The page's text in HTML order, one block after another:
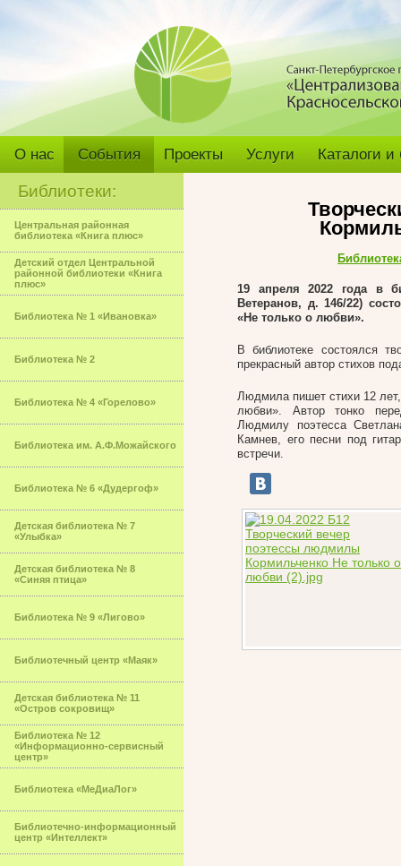
О нас События Проекты Услуги Каталоги
Библиотеки:
Центральная районная
библиотека «Книга плюс»
Детский отдел Центральной
районной библиотеки «Книга
плюс»
Библиотека № 1 «Ивановка»
Библиотека № 2
Библиотека № 4 «Горелово»
Библиотека им. А.Ф.Можайского
Библиотека № 6 «Дудергоф»
Детская библиотека № 7
«Улыбка»
Детская библиотека № 8
«Синяя птица»
Библиотека № 9 «Лигово»
Библиотечный центр «Маяк»
Детская библиотека № 11
«Остров сокровищ»
Библиотека № 12
«Информационно-сервисный
центр»
Библиотека «МеДиаЛог»
Библиотечно-информационный
центр «Интеллект»
19 апреля 2022 года в
Ветеранов, д. 146/22)
«Не только о любви».
В библиотеке состоялся
прекрасный автор стихов
Людмила пишет стихи 12 лет,
любви». Автор тонко
Людмилу поэтесса
Камнев, его песни под
встречи.